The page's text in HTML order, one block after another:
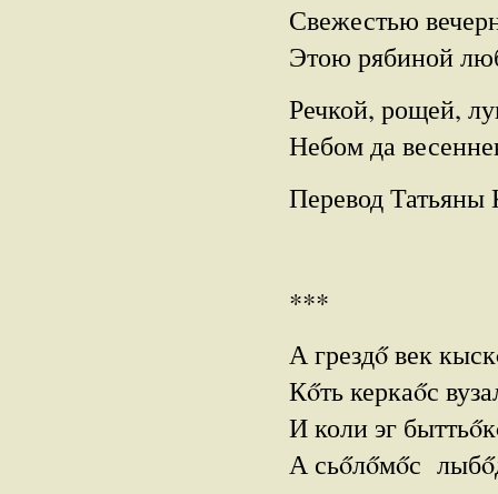
Свежестью
Этою рябиной
Речкой, рощей,
Небом да
Перевод Татьяны
***
А грездő век
Кőть керкаőс
И коли эг
А сьőлőмőс